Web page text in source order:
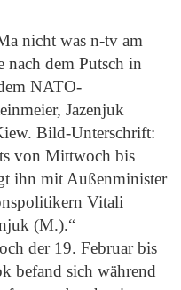
nicht was n-tv am
nach dem Putsch in
NATO-
Jazenjuk
Bild-Unterschrift:
von Mittwoch bis
ihn mit Außenminister
Vitali
(M.).“
der 19. Februar bis
befand sich während